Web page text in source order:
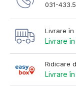
031-
Livrare în
Livrare
Ridicare
Livrare